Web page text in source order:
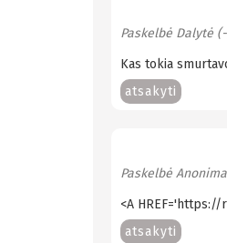
Paskelbė Dalytė
Kas tokia
atsakyti
Paskelbė
<A
atsakyti